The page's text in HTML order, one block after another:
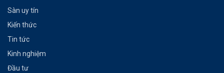
Pro Version
Tìm hiểu về Margin tại sàn MEXC
Hướng dẫn giao dịch ký quỹ (Margin) tại trang điện tử trực
tuyến của sàn MEXC
Sàn uy tín
Kiến thức
Tin tức
Kinh nghiệm
Đầu tư